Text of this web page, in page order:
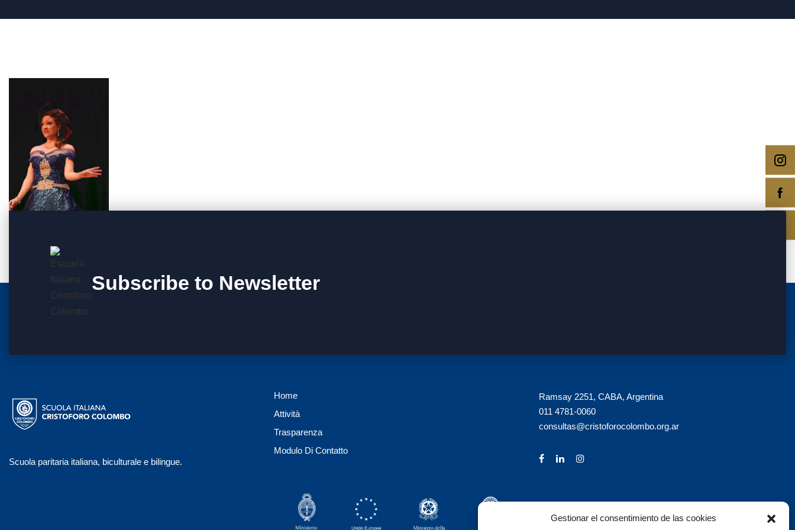
Gestionar el consentimiento de las cookies
Subscribe to Newsletter
Scuola paritaria italiana, biculturale e bilingue.
Home
Attività
Trasparenza
Modulo Di Contatto
Ramsay 2251, CABA, Argentina
011 4781-0060
consultas@cristoforocolombo.org.ar